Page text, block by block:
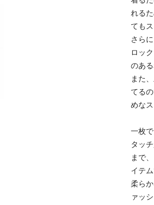
れる
ても
さら
ロッ
のあ
また
てる
めな
一枚
タッ
まで
イテム
柔ら
ァッ